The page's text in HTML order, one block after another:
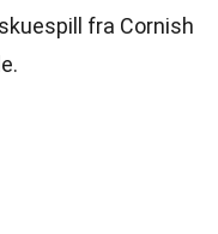
fra Cornish